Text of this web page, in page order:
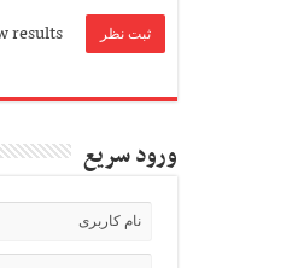
results
ورود سریع